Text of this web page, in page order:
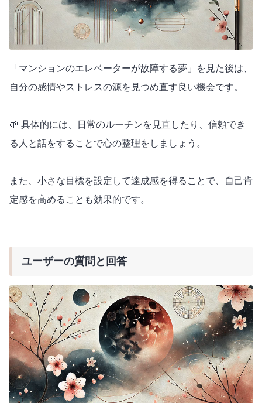
「マンションのエレベーターが故障する夢」を見た後は、
自分の感情やストレスの源を見つめ直す良い機会です。
🌱 具体的には、日常のルーチンを見直したり、信頼でき
る人と話をすることで心の整理をしましょう。
また、小さな目標を設定して達成感を得ることで、自己肯
定感を高めることも効果的です。
ユーザーの質問と回答